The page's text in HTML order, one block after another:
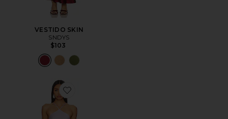
VESTIDO SKIN
SNDYS
$103
Favorite VESTIDO KIRA